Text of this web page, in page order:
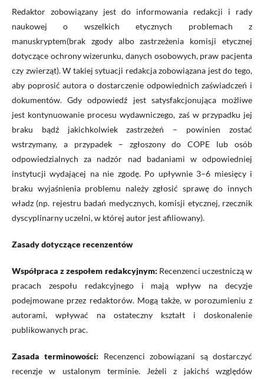
Redaktor zobowiązany jest do informowania redakcji i rady
naukowej o wszelkichetycznych problemach z
manuskryptem(brak zgody albo zastrzeżenia komisji etycznej
dotyczące ochrony wizerunku, danych osobowych, praw pacjenta
czy zwierząt). W takiej sytuacji redakcja zobowiązana jest do tego,
aby poprosić autora o dostarczenie odpowiednich zaświadczeń i
dokumentów. Gdy odpowiedź jest satysfakcjonująca możliwe
jest kontynuowanie procesu wydawniczego, zaś w przypadku jej
braku bądź jakichkolwiek zastrzeżeń – powinien zostać
wstrzymany, a przypadek – zgłoszony do COPE lub osób
odpowiedzialnych za nadzór nad badaniami w odpowiedniej
instytucji wydającej na nie zgodę. Po upływnie 3–6 miesięcy i
braku wyjaśnienia problemu należy zgłosić sprawę do innych
władz (np. rejestru badań medycznych, komisji etycznej, rzecznik
dyscyplinarny uczelni, w której autor jest afiliowany).
Zasady dotyczące recenzentów
Współpraca z zespołem redakcyjnym: Recenzenci uczestniczą w
pracach zespołu redakcyjnego i mają wpływ na decyzje
podejmowane przez redaktorów. Mogą także, w porozumieniu z
autorami, wpływać na ostateczny kształt i doskonalenie
publikowanych prac.
Zasada terminowości: Recenzenci zobowiązani są dostarczyć
recenzje w ustalonym terminie. Jeżeli z jakichś względów